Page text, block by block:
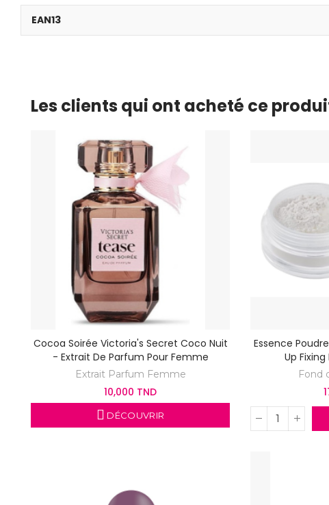
EAN13
Les clients qui ont acheté ce
Cocoa Soirée Victoria's Secret Coco Nuit
- Extrait De Parfum Pour Femme
Extrait Parfum Femme
10,000 TND
DÉCOUVRIR
Essence
Up
Fond